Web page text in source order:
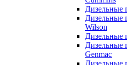
Дизельные
Дизельные
Wilson
Дизельные
Дизельные
Genmac
Дизельные